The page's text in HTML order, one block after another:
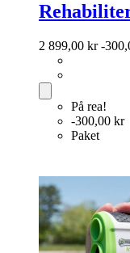
2 899,00 kr -
På rea!
-300,00 kr
Paket